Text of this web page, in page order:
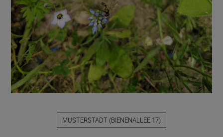
MUSTERSTADT (BIENENALLEE 17)